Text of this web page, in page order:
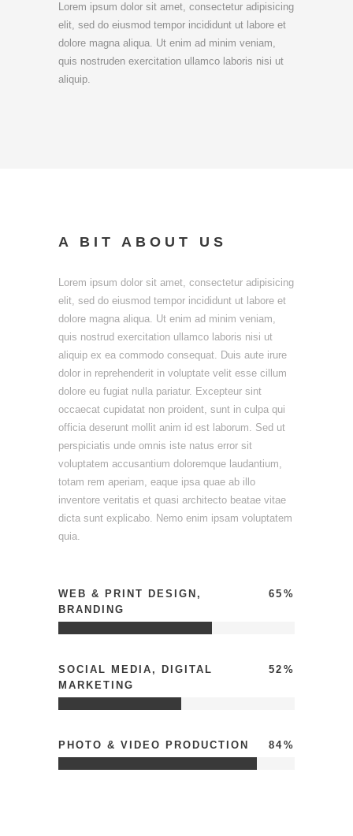
Lorem ipsum dolor sit amet, consectetur adipisicing
elit, sed do eiusmod tempor incididunt ut labore et
dolore magna aliqua. Ut enim ad minim veniam,
quis nostruden exercitation ullamco laboris nisi ut
aliquip.
A BIT ABOUT US
Lorem ipsum dolor sit amet, consectetur adipisicing
elit, sed do eiusmod tempor incididunt ut labore et
dolore magna aliqua. Ut enim ad minim veniam,
quis nostrud exercitation ullamco laboris nisi ut
aliquip ex ea commodo consequat. Duis aute irure
dolor in reprehenderit in voluptate velit esse cillum
dolore eu fugiat nulla pariatur. Excepteur sint
occaecat cupidatat non proident, sunt in culpa qui
officia deserunt mollit anim id est laborum. Sed ut
perspiciatis unde omnis iste natus error sit
voluptatem accusantium doloremque laudantium,
totam rem aperiam, eaque ipsa quae ab illo
inventore veritatis et quasi architecto beatae vitae
dicta sunt explicabo. Nemo enim ipsam voluptatem
quia.
WEB & PRINT DESIGN,
BRANDING
65
SOCIAL MEDIA, DIGITAL
MARKETING
52
PHOTO & VIDEO PRODUCTION 84